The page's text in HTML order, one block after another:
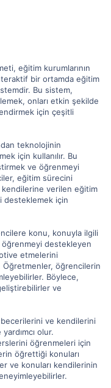
eğitim kurumlarının
bir ortamda eğitim
Bu sistem,
onları etkin şekilde
için çeşitli
teknolojinin
için kullanılır. Bu
ve öğrenmeyi
eğitim sürecini
verilen eğitim
desteklemek için
konu, konuyla ilgili
öğrenmeyi destekleyen
etmelerini
Öğretmenler, öğrencilerin
Böylece,
ve
ve kendilerini
olur.
öğrenmeleri için
öğrettiği konuları
ve konuları kendilerinin